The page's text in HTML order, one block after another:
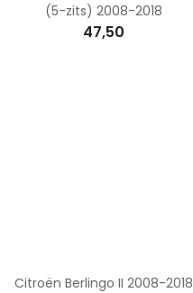
(5-zits) 2008-2018
47,50
Citroën Berlingo II 2008-2018